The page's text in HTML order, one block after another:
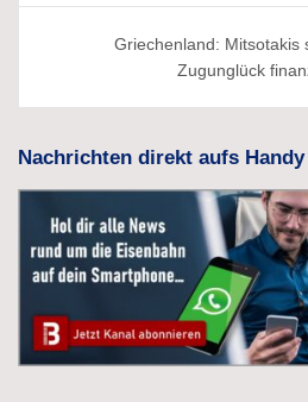
Griechenland: Mitsotakis
Zugunglück
Nachrichten direkt aufs Handy